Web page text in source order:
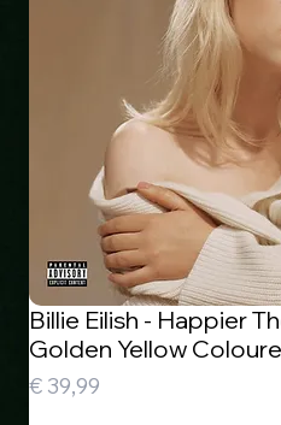
Billie Eilish - Happier
Golden Yellow
€ 39,99